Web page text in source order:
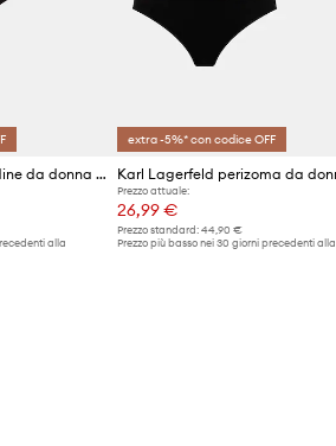
Karl Lagerfeld mutandine da donna in cotone con elastan pacco da 3
alla
extra -5%* con codice OFF
Prezzo attuale:
26,99 €
Prezzo standard: 44,90 €
Prezzo più basso nei 30 giorni precedenti alla